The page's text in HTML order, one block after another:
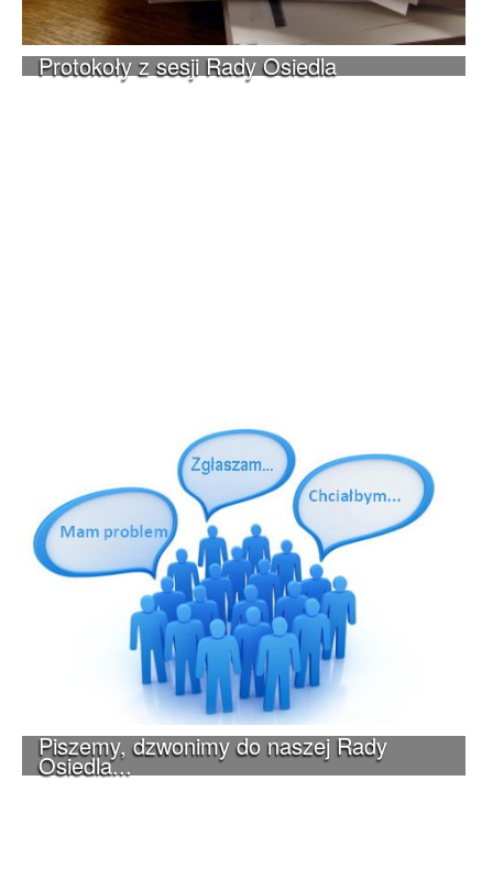
Protokoły z sesji Rady Osiedla
Piszemy, dzwonimy do naszej Rady
Osiedla...